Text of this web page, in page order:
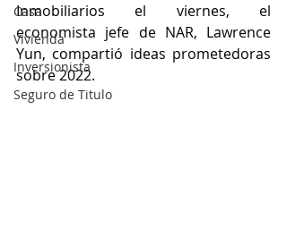
Casa
Vivienda
Inversionista
Seguro de Titulo
Inmobiliarios el viernes, el
economista jefe de NAR, Lawrence
Yun, compartió ideas prometedoras
sobre 2022.